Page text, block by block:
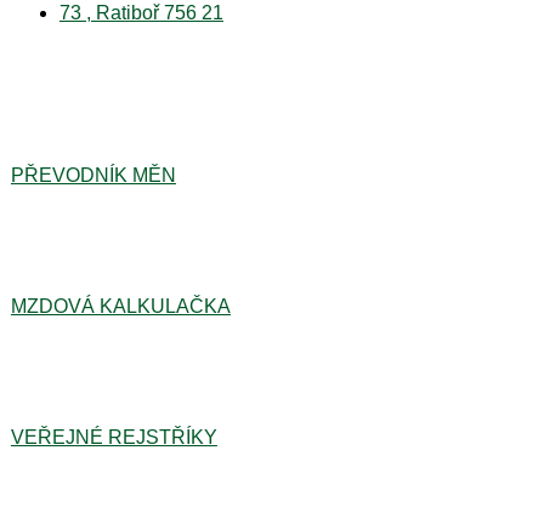
73 , Ratiboř 756 21
PŘEVODNÍK MĚN
MZDOVÁ KALKULAČKA
VEŘEJNÉ REJSTŘÍKY